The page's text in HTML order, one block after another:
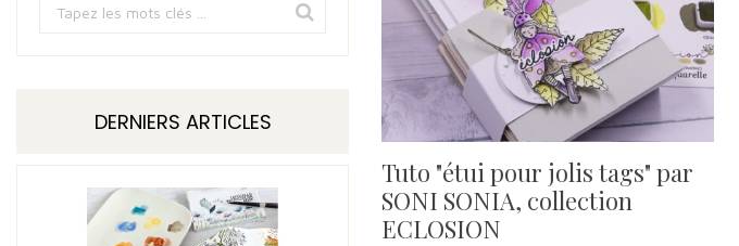
DERNIERS ARTICLES
Tuto "étui pour jolis tags" par
SONI SONIA, collection
ECLOSION